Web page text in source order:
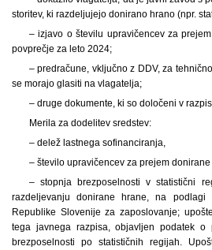
storitev, ki razdeljujejo donirano hrano (npr.
– izjavo o številu upravičencev za
povprečje za leto 2024;
– predračune, vključno z DDV, za
se morajo glasiti na vlagatelja;
– druge dokumente, ki so določeni v
Merila za dodelitev sredstev:
– delež lastnega sofinanciranja,
– število upravičencev za prejem
– stopnja brezposelnosti v statistični
razdeljevanju donirane hrane, na podlagi
Republike Slovenije za zaposlovanje;
tega javnega razpisa, objavljen podatek o
brezposelnosti po statističnih regijah.